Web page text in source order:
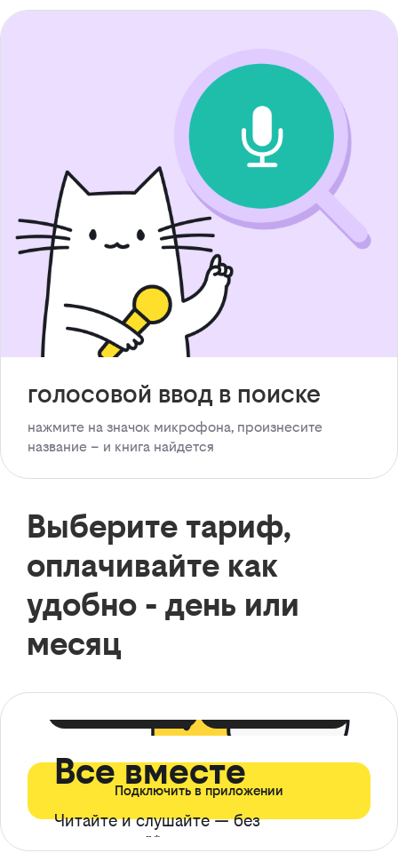
голосовой ввод в поиске
нажмите на значок микрофона, произнесите
название – и книга найдется
Выберите тариф,
оплачивайте как
удобно - день или
месяц
Все вместе
Читайте и слушайте — без
ограничений*
Подключить в приложении